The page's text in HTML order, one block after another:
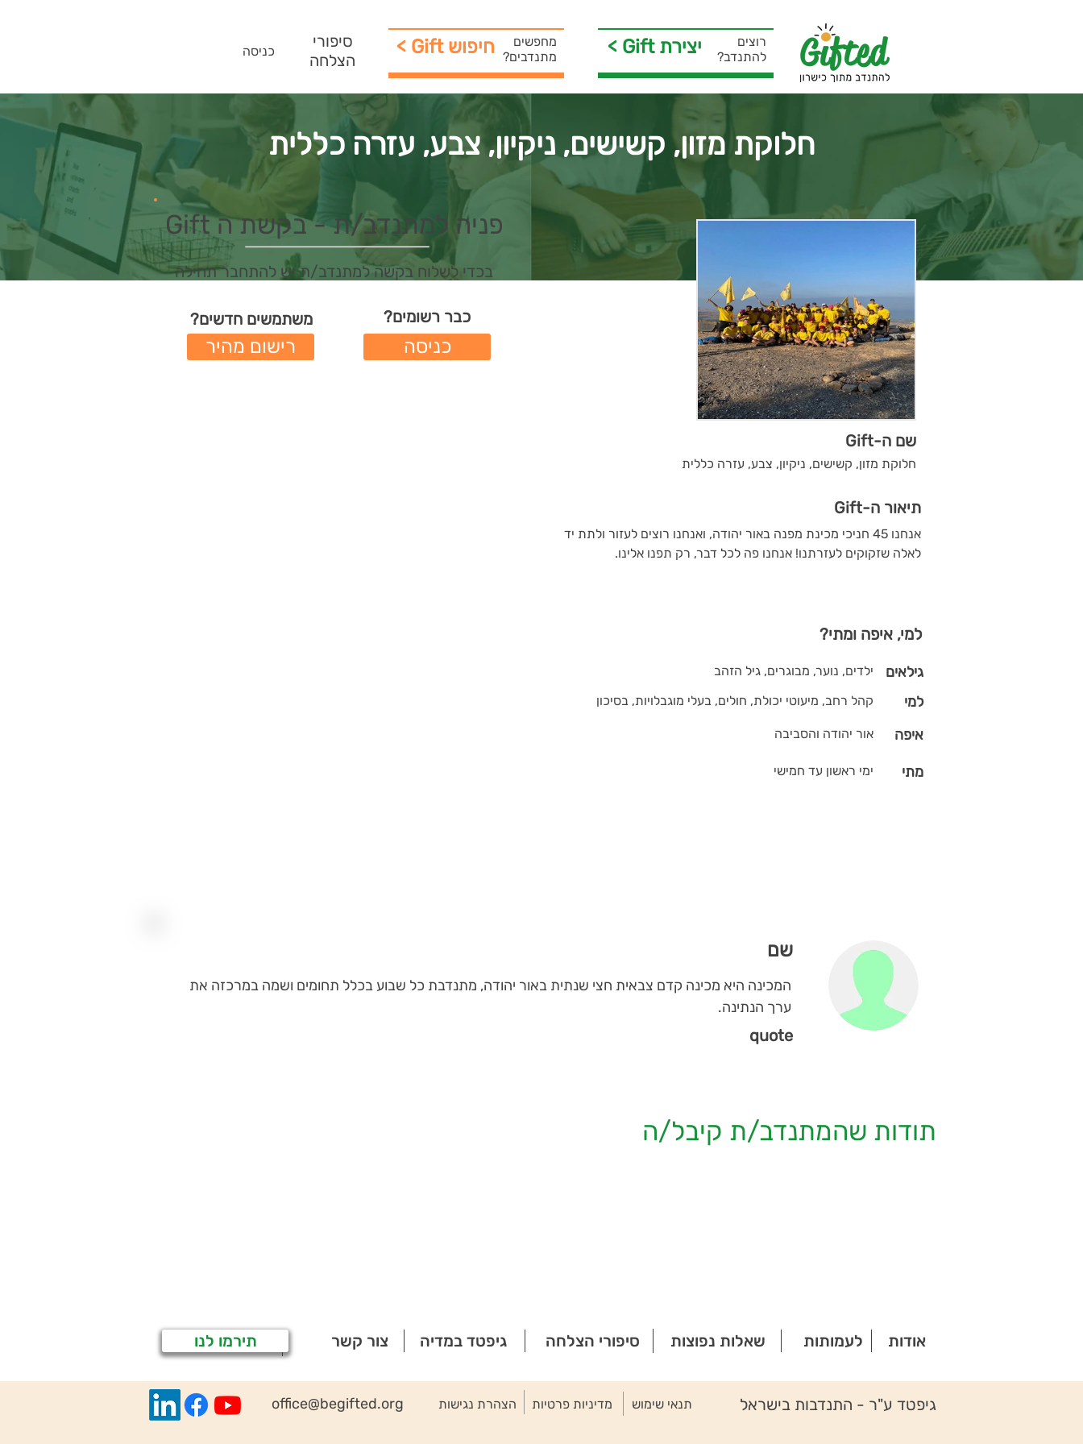
כניסה
סיפורי
הצלחה
מחפשים
מתנדבים? < Gift חיפוש < Gift יצירת
רוצים
להתנדב?
חלוקת מזון, קשישים, ניקיון, צבע, עזרה כללית
שם ה-Gift
חלוקת מזון, קשישים, ניקיון, צבע, עזרה כללית
תיאור ה-Gift
אנחנו 45 חניכי מכינת מפנה באור יהודה, ואנחנו רוצים לעזור ולתת יד
לאלה שזקוקים לעזרתנו! אנחנו פה לכל דבר, רק תפנו אלינו.
למי, איפה ומתי?
ילדים, נוער, מבוגרים, גיל הזהב גילאים
קהל רחב, מיעוטי יכולת, חולים, בעלי מוגבלויות, בסיכון למי
אור יהודה והסביבה איפה
ימי ראשון עד חמישי מתי
פניה למתנדב/ת - בקשת ה Gift
בכדי לשלוח בקשה למתנדב/ת יש להתחבר תחילה
משתמשים חדשים?
רישום מהיר
כבר רשומים?
כניסה
שם
המכינה היא מכינה קדם צבאית חצי שנתית באור יהודה, מתנדבת כל שבוע בכלל תחומים ושמה במרכזה את
ערך הנתינה.
quote
תודות שהמתנדב/ת קיבל/ה
תירמו לנו צור קשר גיפטד במדיה סיפורי הצלחה שאלות נפוצות לעמותות אודות
office@begifted.org הצהרת נגישות מדיניות פרטיות תנאי שימוש גיפטד ע"ר - התנדבות בישראל